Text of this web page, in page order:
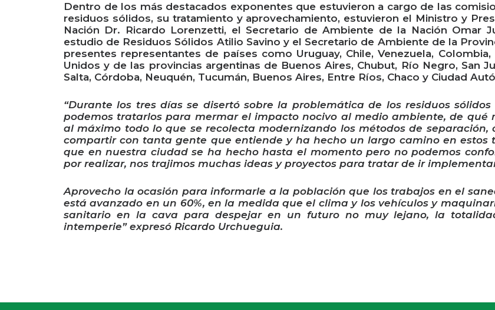
Dentro de los más destacados exponentes que estuvieron a cargo de las
residuos sólidos, su tratamiento y aprovechamiento, estuvieron el Ministro y
Nación Dr. Ricardo Lorenzetti, el Secretario de Ambiente de la Nación Omar
estudio de Residuos Sólidos Atilio Savino y el Secretario de Ambiente de la
presentes representantes de países como Uruguay, Chile, Venezuela,
Unidos y de las provincias argentinas de Buenos Aires, Chubut, Río Negro, San
Salta, Córdoba, Neuquén, Tucumán, Buenos Aires, Entre Ríos, Chaco y Ciudad
“Durante los tres días se disertó sobre la problemática de los residuos
podemos tratarlos para mermar el impacto nocivo al medio ambiente, de
al máximo todo lo que se recolecta modernizando los métodos de
compartir con tanta gente que entiende y ha hecho un largo camino en
que en nuestra ciudad se ha hecho hasta el momento pero no podemos
por realizar, nos trajimos muchas ideas y proyectos para tratar de ir
Aprovecho la ocasión para informarle a la población que los trabajos en el
está avanzado en un 60%, en la medida que el clima y los vehículos y
sanitario en la cava para despejar en un futuro no muy lejano, la
intemperie” expresó Ricardo Urchueguia.